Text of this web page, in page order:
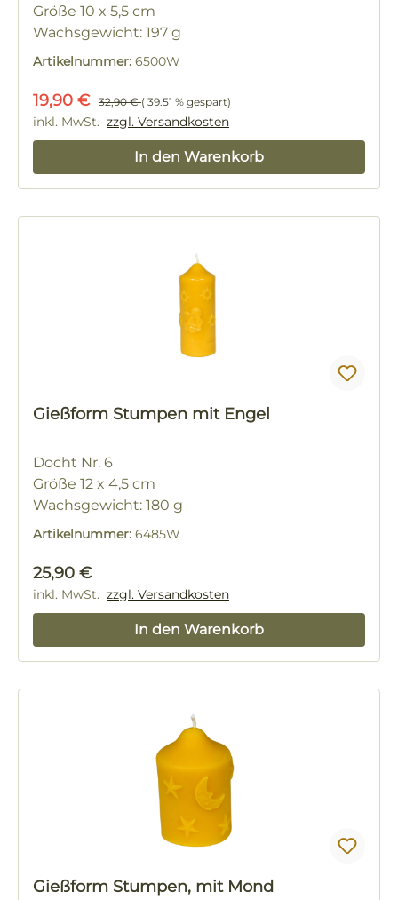
Größe 10 x 5,5 cm
Wachsgewicht: 197 g
Artikelnummer: 6500W
Verkaufspreis:
19,90 € Regulärer Preis:
32,90 €( 39.51 % gespart)
inkl. MwSt. zzgl. Versandkosten
In den Warenkorb
Gießform Stumpen mit Engel
Docht Nr. 6
Größe 12 x 4,5 cm
Wachsgewicht: 180 g
Artikelnummer: 6485W
Regulärer Preis:
25,90 €
inkl. MwSt. zzgl. Versandkosten
In den Warenkorb
Gießform Stumpen, mit Mond